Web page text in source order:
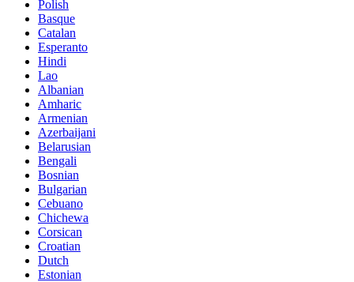
Polish
Basque
Catalan
Esperanto
Hindi
Lao
Albanian
Amharic
Armenian
Azerbaijani
Belarusian
Bengali
Bosnian
Bulgarian
Cebuano
Chichewa
Corsican
Croatian
Dutch
Estonian